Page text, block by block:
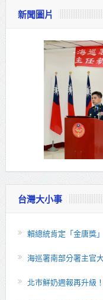
新聞圖片
台灣大小事
賴總統肯定「金唐獎
海巡署南部分署主官
北市鮮奶週報再升級